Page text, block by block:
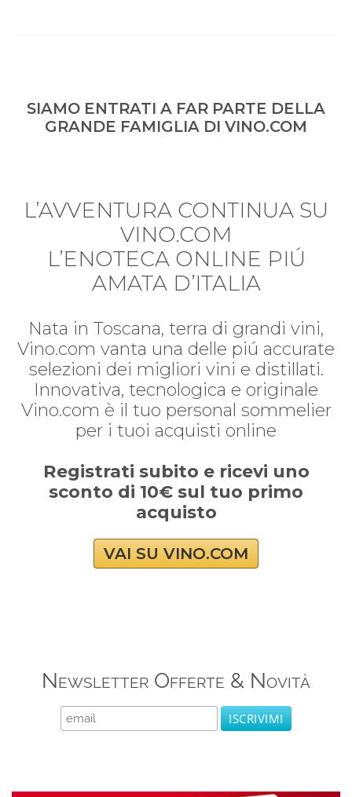
SIAMO ENTRATI A FAR PARTE DELLA
GRANDE FAMIGLIA DI VINO.COM
L’AVVENTURA CONTINUA SU
VINO.COM
L’ENOTECA ONLINE PIÚ
AMATA D’ITALIA
Nata in Toscana, terra di grandi vini,
Vino.com vanta una delle piú accurate
selezioni dei migliori vini e distillati.
Innovativa, tecnologica e originale
Vino.com è il tuo personal sommelier
per i tuoi acquisti online
Registrati subito e ricevi uno
sconto di 10€ sul tuo primo
acquisto
VAI SU VINO.COM
Newsletter Offerte & Novità